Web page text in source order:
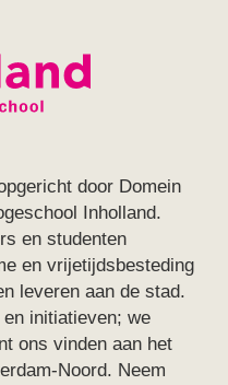
door Domein
Inholland.
en studenten
en vrijetijdsbesteding
leveren aan de stad.
initiatieven; we
ons vinden aan het
Noord. Neem